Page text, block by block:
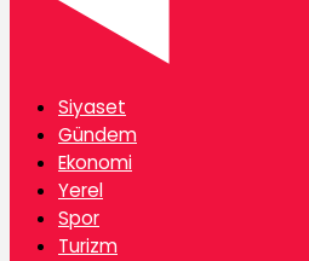
Siyaset
Gündem
Ekonomi
Yerel
Spor
Turizm